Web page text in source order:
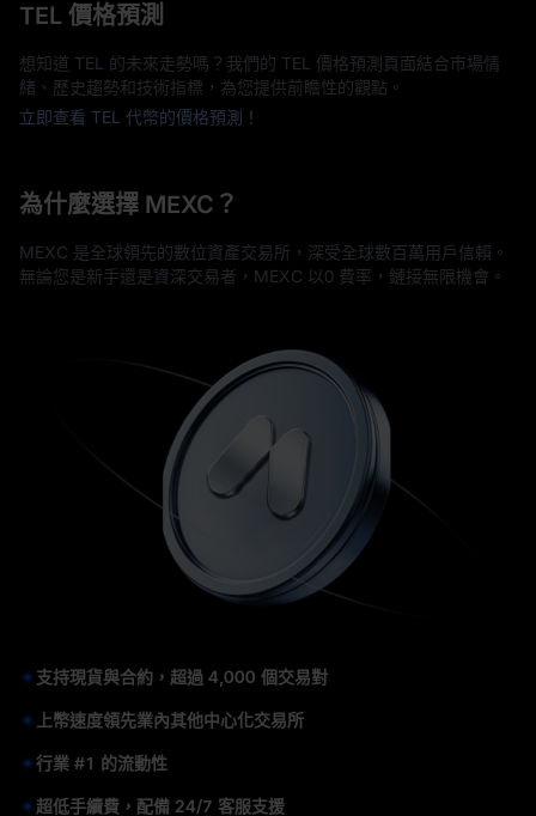
TEL 價格預測
想知道 TEL 的未來走勢嗎？我們的 TEL 價格預測頁面結合市場情
緒、歷史趨勢和技術指標，為您提供前瞻性的觀點。
立即查看 TEL 代幣的價格預測！
為什麼選擇 MEXC？
MEXC 是全球領先的數位資產交易所，深受全球數百萬用戶信賴。
無論您是新手還是資深交易者，MEXC 以0 費率，鏈接無限機會。
支持現貨與合約，超過 4,000 個交易對
上幣速度領先業內其他中心化交易所
行業 #1 的流動性
超低手續費，配備 24/7 客服支援